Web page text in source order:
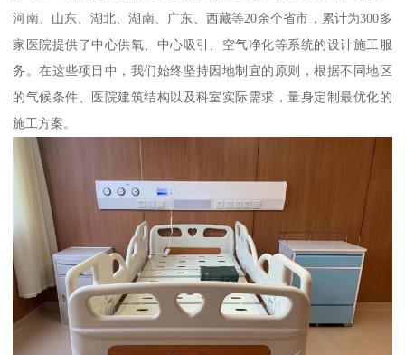
河南、山东、湖北、湖南、广东、西藏等20余个省市，累计为300多
家医院提供了中心供氧、中心吸引、空气净化等系统的设计施工服
务。在这些项目中，我们始终坚持因地制宜的原则，根据不同地区
的气候条件、医院建筑结构以及科室实际需求，量身定制最优化的
施工方案。